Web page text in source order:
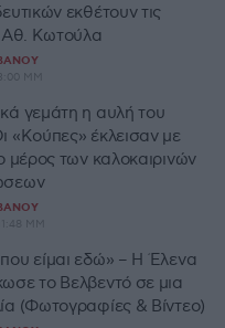
εκθέτουν τις
Αθ. Κωτούλα
ΜΜ
γεμάτη η αυλή του
«Κούπες» έκλεισαν με
μέρος των καλοκαιρινών
ΜΜ
είμαι εδώ» – Η Έλενα
το Βελβεντό σε μια
(Φωτογραφίες & Βίντεο)